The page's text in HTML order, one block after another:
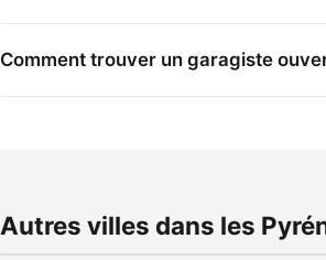
Comment trouver un garagiste
Autres villes dans les